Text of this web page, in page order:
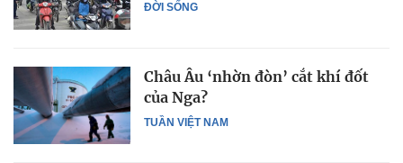
ĐỜI SỐNG
TUẦN VIỆT NAM
Châu Âu ‘nhờn đòn’ cắt khí đốt
của Nga?